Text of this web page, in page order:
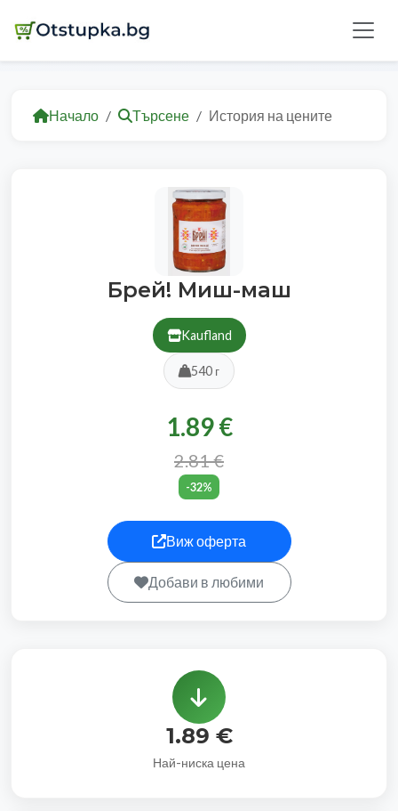
Начало Търсене История на цените
Брей! Миш-маш
Kaufland
540 г
1.89 €
2.81 €
-32%
Виж оферта
Добави в любими
1.89 €
Най-ниска цена